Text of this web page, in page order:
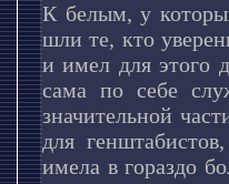
К белым, у
шли те, кто
и имел для этого
сама по себе
значительной
для
имела в гораздо